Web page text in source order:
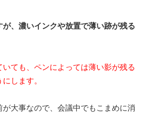
が、濃いインクや放置で薄い跡が残る
ても、ペンによっては薄い影が残る
します。
大事なので、会議中でもこまめに消